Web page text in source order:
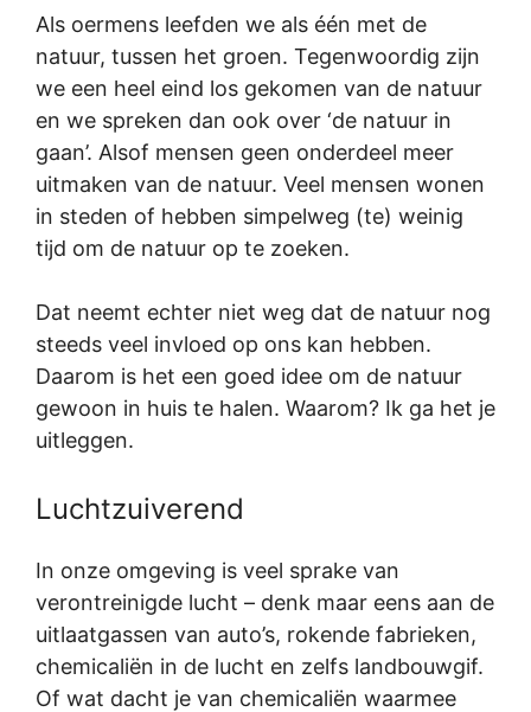
Als oermens leefden we als één met de
natuur, tussen het groen. Tegenwoordig zijn
we een heel eind los gekomen van de natuur
en we spreken dan ook over ‘de natuur in
gaan’. Alsof mensen geen onderdeel meer
uitmaken van de natuur. Veel mensen wonen
in steden of hebben simpelweg (te) weinig
tijd om de natuur op te zoeken.
Dat neemt echter niet weg dat de natuur nog
steeds veel invloed op ons kan hebben.
Daarom is het een goed idee om de natuur
gewoon in huis te halen. Waarom? Ik ga het je
uitleggen.
Luchtzuiverend
In onze omgeving is veel sprake van
verontreinigde lucht – denk maar eens aan de
uitlaatgassen van auto’s, rokende fabrieken,
chemicaliën in de lucht en zelfs landbouwgif.
Of wat dacht je van chemicaliën waarmee